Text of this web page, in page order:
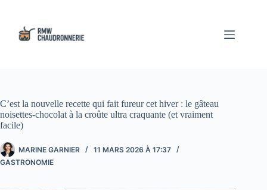
contenu
C’est la nouvelle recette qui fait fureur cet hiver : le gâteau
noisettes-chocolat à la croûte ultra craquante (et vraiment
facile)
MARINE GARNIER
11 MARS 2026 À 17:37
GASTRONOMIE